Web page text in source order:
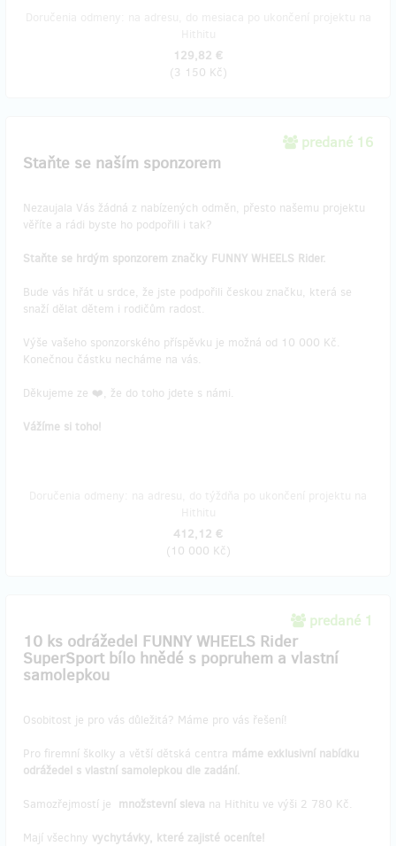
129,82 €
(3 150 Kč)
predané 16
Staňte se naším sponzorem
Nezaujala Vás žádná z nabízených odměn, přesto našemu projektu
věříte a rádi byste ho podpořili i tak?
Staňte se hrdým sponzorem značky FUNNY WHEELS Rider.
Bude vás hřát u srdce, že jste podpořili českou značku, která se
snaží dělat dětem i rodičům radost.
Výše vašeho sponzorského příspěvku je možná od 10 000 Kč.
Konečnou částku necháme na vás.
Děkujeme ze ❤️, že do toho jdete s námi.
Vážíme si toho!
412,12 €
(10 000 Kč)
predané 1
10 ks odrážedel FUNNY WHEELS Rider
SuperSport bílo hnědé s popruhem a vlastní
samolepkou
Osobitost je pro vás důležitá? Máme pro vás řešení!
Pro firemní školky a větší dětská centra máme exklusivní nabídku
odrážedel s vlastní samolepkou dle zadání.
Samozřejmostí je množstevní sleva na Hithitu ve výši 2 780 Kč.
Mají všechny vychytávky, které zajisté oceníte!